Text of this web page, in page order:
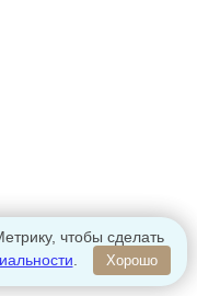
чтобы сделать
Хорошо